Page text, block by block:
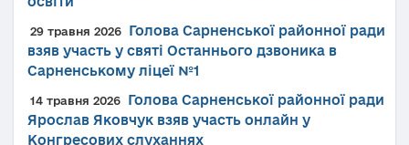
29 травня 2026
Голова Сарненської районної ради
взяв участь у святі Останнього дзвоника в
Сарненському ліцеї №1
14 травня 2026
Голова Сарненської районної ради
Ярослав Яковчук взяв участь онлайн у
Конгресових слуханнях